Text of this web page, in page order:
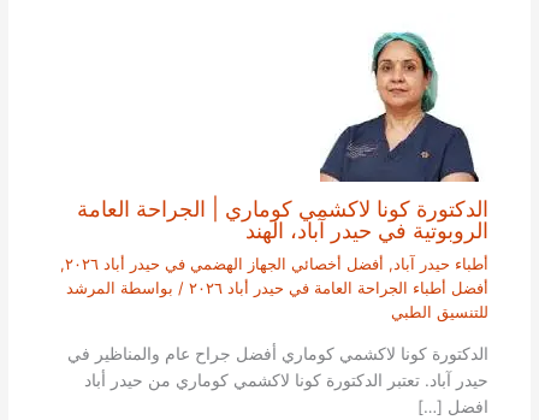
الدكتورة كونا لاكشمي كوماري | الجراحة العامة
الروبوتية في حيدر آباد، الهند
أطباء حيدر آباد , أفضل أخصائي الجهاز الهضمي في حيدر أباد ٢٠٢٦
,
أفضل أطباء الجراحة العامة في حيدر أباد ٢٠٢٦
/ بواسطة المرشد
للتنسيق الطبي
الدكتورة كونا لاكشمي كوماري أفضل جراح عام والمناظير في
حيدر آباد. تعتبر الدكتورة كونا لاكشمي كوماري من حيدر أباد
افضل […]